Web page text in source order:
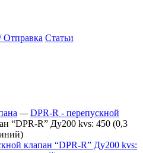
Отправка Статьи
— DPR-R - перепускной
“DPR-R” Ду200 kvs: 450 (0,3